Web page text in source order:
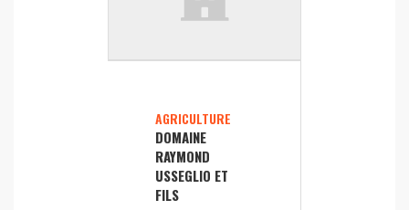
AGRICULTURE
DOMAINE
RAYMOND
USSEGLIO ET
FILS